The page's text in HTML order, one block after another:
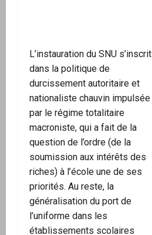
L’instauration du SNU s’inscrit
dans la politique de
durcissement autoritaire et
nationaliste chauvin impulsée
par le régime totalitaire
macroniste, qui a fait de la
question de l’ordre (de la
soumission aux intérêts des
riches) à l’école une de ses
priorités. Au reste, la
généralisation du port de
l’uniforme dans les
établissements scolaires